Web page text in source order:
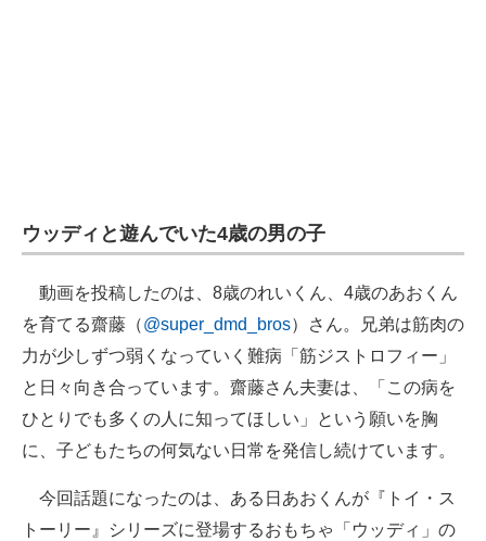
ウッディと遊んでいた4歳の男の子
動画を投稿したのは、8歳のれいくん、4歳のあおくん
を育てる齋藤（@super_dmd_bros）さん。兄弟は筋肉の
力が少しずつ弱くなっていく難病「筋ジストロフィー」
と日々向き合っています。齋藤さん夫妻は、「この病を
ひとりでも多くの人に知ってほしい」という願いを胸
に、子どもたちの何気ない日常を発信し続けています。
今回話題になったのは、ある日あおくんが『トイ・ス
トーリー』シリーズに登場するおもちゃ「ウッディ」の